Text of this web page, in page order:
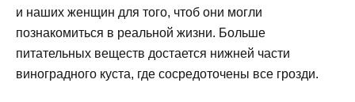
и наших женщин для того, чтоб они могли
познакомиться в реальной жизни. Больше
питательных веществ достается нижней части
виноградного куста, где сосредоточены все грозди.